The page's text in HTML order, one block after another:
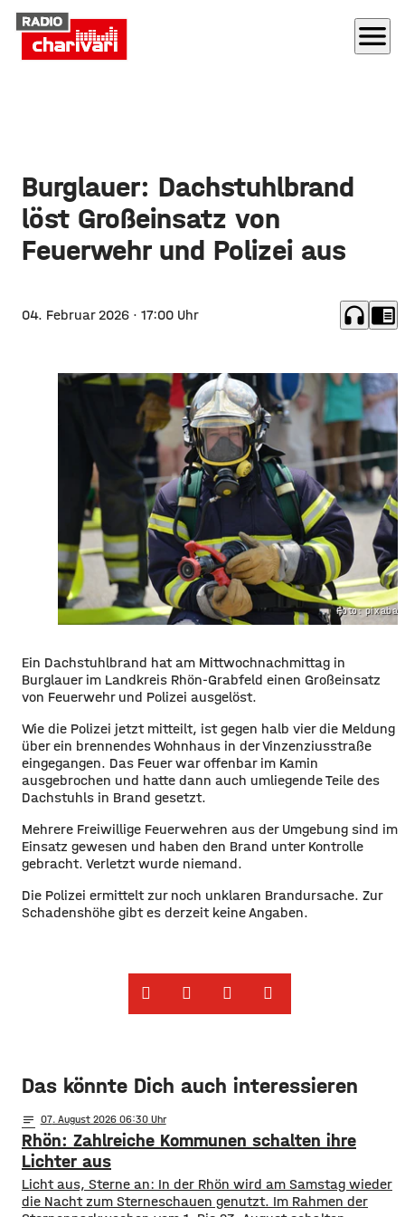
menu
Burglauer: Dachstuhlbrand
löst Großeinsatz von
Feuerwehr und Polizei aus
04. Februar 2026 · 17:00 Uhr headphones chrome_reader_mode
Foto:
Ein Dachstuhlbrand hat am Mittwochnachmittag in
Burglauer im Landkreis Rhön-Grabfeld einen Großeinsatz
von Feuerwehr und Polizei ausgelöst.
Wie die Polizei jetzt mitteilt, ist gegen halb vier die Meldung
über ein brennendes Wohnhaus in der Vinzenziusstraße
eingegangen. Das Feuer war offenbar im Kamin
ausgebrochen und hatte dann auch umliegende Teile des
Dachstuhls in Brand gesetzt.
Mehrere Freiwillige Feuerwehren aus der Umgebung sind im
Einsatz gewesen und haben den Brand unter Kontrolle
gebracht. Verletzt wurde niemand.
Die Polizei ermittelt zur noch unklaren Brandursache. Zur
Schadenshöhe gibt es derzeit keine Angaben.
Das könnte Dich auch interessieren
notes 07. August 2026 06:30
Rhön: Zahlreiche Kommunen schalten ihre
Lichter aus
Licht aus, Sterne an: In der Rhön wird am Samstag wieder
die Nacht zum Sterneschauen genutzt. Im Rahmen der